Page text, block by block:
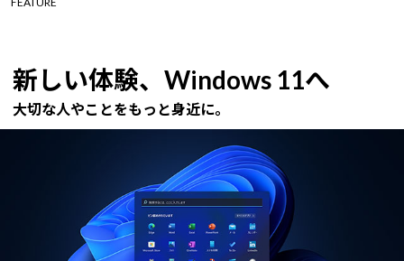
新しい体験、Windows 11へ
大切な人やことをもっと身近に。